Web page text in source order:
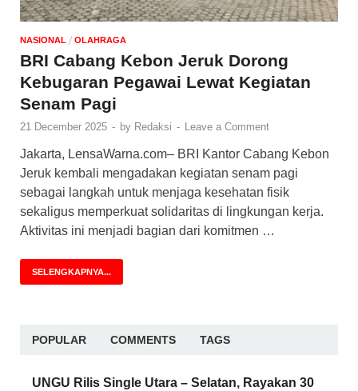
NASIONAL / OLAHRAGA
BRI Cabang Kebon Jeruk Dorong
Kebugaran Pegawai Lewat Kegiatan
Senam Pagi
21 December 2025 - by Redaksi - Leave a Comment
Jakarta, LensaWarna.com– BRI Kantor Cabang Kebon
Jeruk kembali mengadakan kegiatan senam pagi
sebagai langkah untuk menjaga kesehatan fisik
sekaligus memperkuat solidaritas di lingkungan kerja.
Aktivitas ini menjadi bagian dari komitmen …
SELENGKAPNYA...
POPULAR COMMENTS TAGS
UNGU Rilis Single Utara – Selatan, Rayakan 30